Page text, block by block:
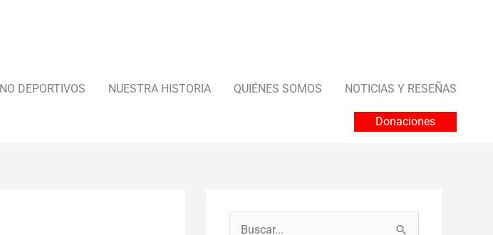
DEPORTIVOS NUESTRA HISTORIA QUIÉNES SOMOS NOTICIAS Y RESEÑAS
Donaciones